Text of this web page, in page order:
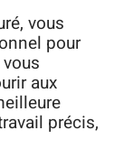
vous
pour
aux
précis,